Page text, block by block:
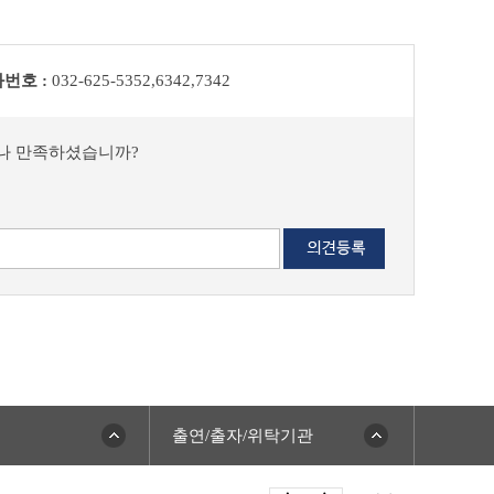
번호 : 032-625-5352,6342,7342
만족하셨습니까?
출연/출자/위탁기관